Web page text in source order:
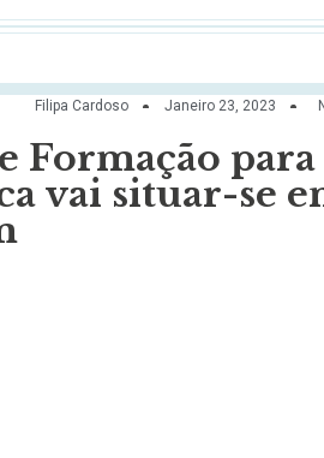
Filipa Cardoso Janeiro 23, 2023
Formação
vai situar-se